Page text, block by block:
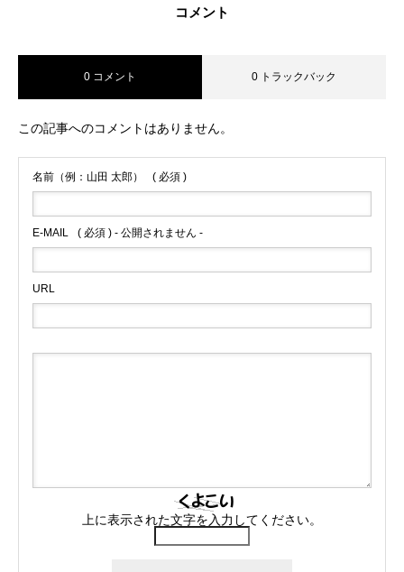
コメント
0 コメント 0 トラックバック
この記事へのコメントはありません。
名前（例：山田 太郎） ( 必須 )
E-MAIL ( 必須 ) - 公開されません -
URL
上に表示された文字を入力してください。